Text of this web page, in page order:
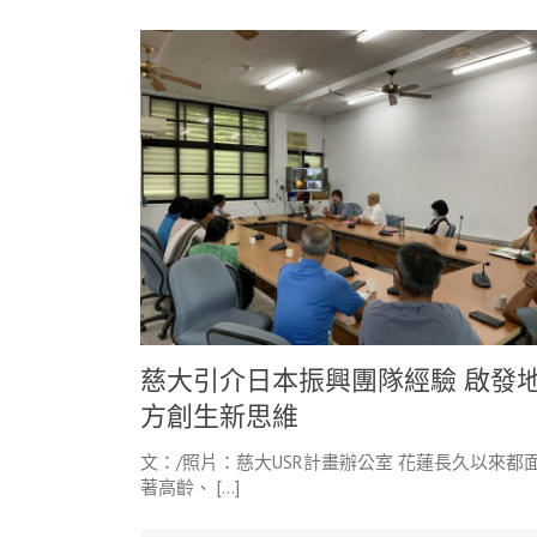
慈大引介日本振興團隊經驗 啟發
方創生新思維
文：/照片：慈大USR計畫辦公室 花蓮長久以來都
著高齡、 […]